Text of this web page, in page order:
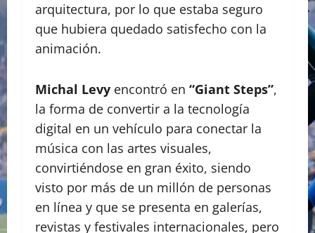
arquitectura, por lo que estaba seguro
que hubiera quedado satisfecho con la
animación.
Michal Levy encontró en “Giant Steps”,
la forma de convertir a la tecnología
digital en un vehículo para conectar la
música con las artes visuales,
convirtiéndose en gran éxito, siendo
visto por más de un millón de personas
en línea y que se presenta en galerías,
revistas y festivales internacionales, pero